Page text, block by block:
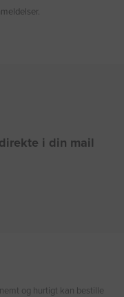
i din mail
og hurtigt kan bestille